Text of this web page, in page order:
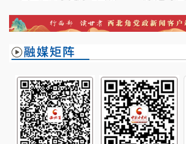
神》读后